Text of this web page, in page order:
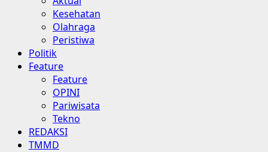
Kesehatan
Olahraga
Peristiwa
Politik
Feature
Feature
OPINI
Pariwisata
Tekno
REDAKSI
TMMD